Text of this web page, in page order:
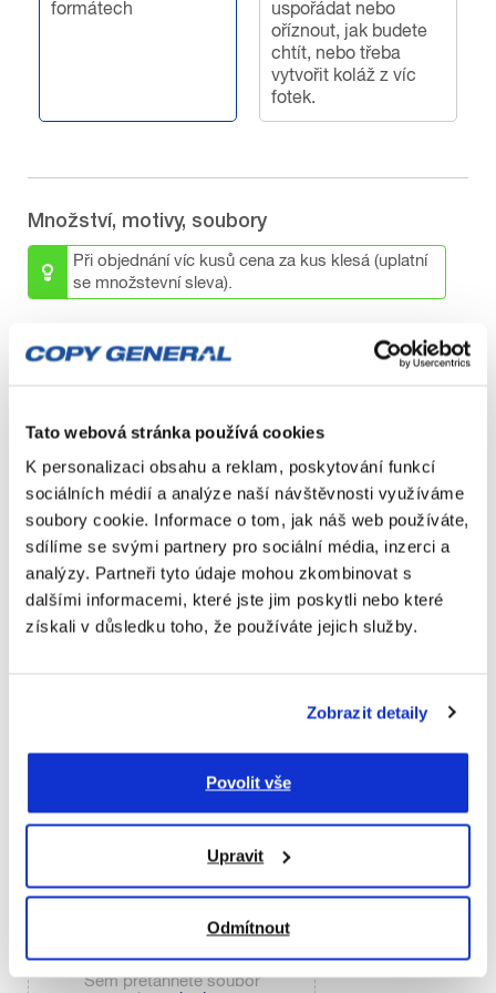
Tato webová stránka používá cookies
K personalizaci obsahu a reklam, poskytování funkcí
sociálních médií a analýze naší návštěvnosti využíváme
soubory cookie. Informace o tom, jak náš web používáte,
sdílíme se svými partnery pro sociální média, inzerci a
analýzy. Partneři tyto údaje mohou zkombinovat s
dalšími informacemi, které jste jim poskytli nebo které
získali v důsledku toho, že používáte jejich služby.
Zobrazit detaily
Povolit vše
Upravit
Odmítnout
formátech
uspořádat nebo
oříznout, jak budete
chtít, nebo třeba
vytvořit koláž z víc
fotek.
Množství, motivy, soubory
Při objednání víc kusů cena za kus klesá (uplatní
se množstevní sleva).
Množství
2
3
4
Přidejte soubory
Sem přetáhněte soubor